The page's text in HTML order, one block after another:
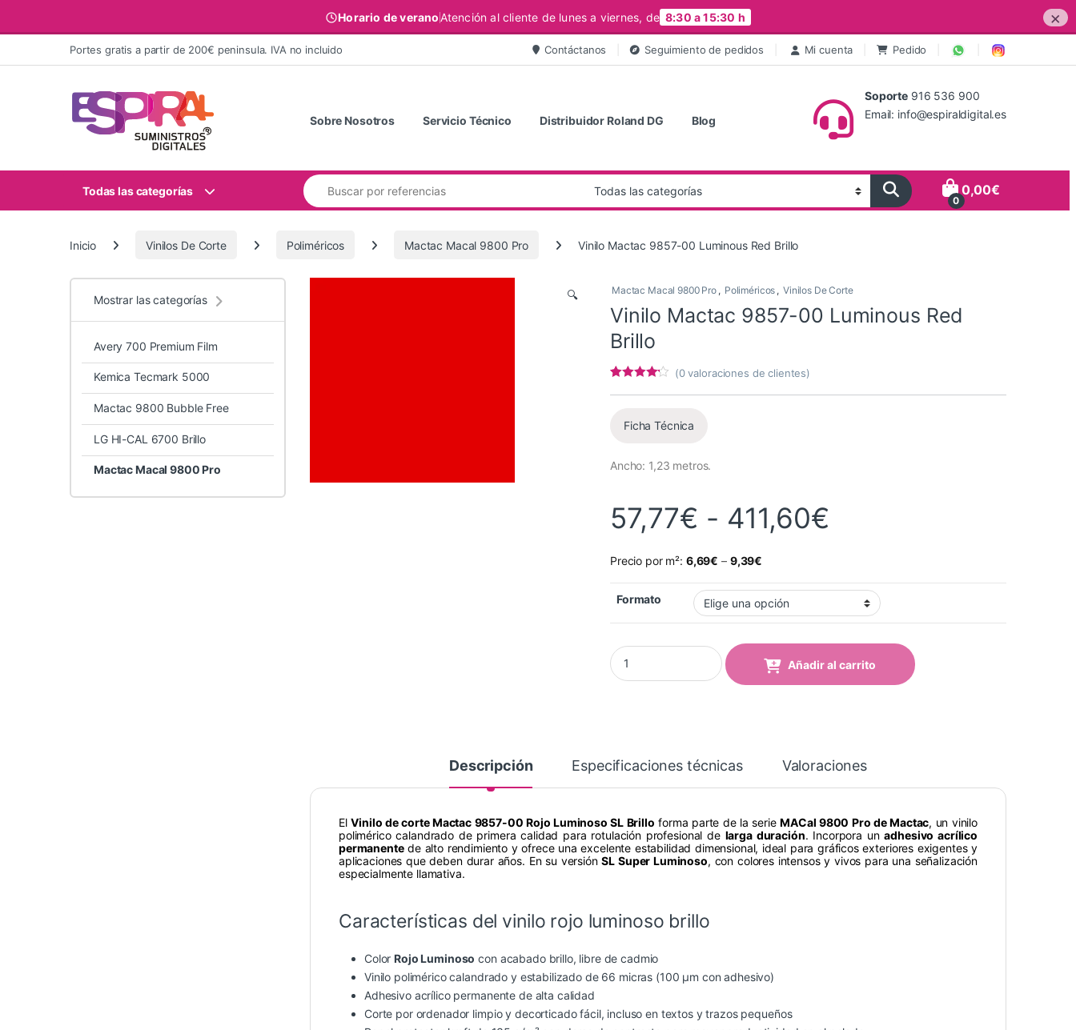
Horario de veranoAtención al cliente de lunes a viernes, de 8:30 a 15:30 h ×
Ir al contenidoPortes gratis a partir de 200€ peninsula. IVA no incluido Contáctanos Seguimiento de pedidos Mi cuenta Pedido
Sobre Nosotros Servicio Técnico Distribuidor Roland DG Blog
Soporte 916 536 900
Email: info@espiraldigital.es
Todas las categorías
Buscar:
0
0,00€
Inicio Vinilos De Corte Poliméricos Mactac Macal 9800 Pro Vinilo Mactac 9857-00 Luminous Red Brillo
🔍 Mactac Macal 9800 Pro , Poliméricos , Vinilos De Corte
Vinilo Mactac 9857-00 Luminous Red
Brillo
con4de 5
valoracion
es de
(0valoraciones de clientes)
Ficha Técnica
Ancho: 1,23 metros.
57,77€ - 411,60€
Precio por m²: 6,69€ – 9,39€
Formato
Vinilo Mactac 9857-00 Luminous Red Brillo quantity
Añadir al carrito
Descripción Especificaciones técnicas Valoraciones
ElVinilo de corte Mactac 9857-00 Rojo Luminoso SL Brillo forma parte de la serieMACal 9800 Pro de Mactac, un vinilo
polimérico calandrado de primera calidad para rotulación profesional de larga duración. Incorpora unadhesivo acrílico
permanentede alto rendimiento y ofrece una excelente estabilidad dimensional, ideal para gráficos exteriores exigentes y
aplicaciones que deben durar años. En su versiónSL Super Luminoso, con colores intensos y vivos para una señalización
especialmente llamativa.
Características del vinilo rojo luminoso brillo
Color Rojo Luminoso con acabado brillo, libre de cadmio
Vinilo polimérico calandrado y estabilizado de 66 micras (100 µm con adhesivo)
Adhesivo acrílico permanente de alta calidad
Corte por ordenador limpio y decorticado fácil, incluso en textos y trazos pequeños
Mostrar las categorías
Avery 700 Premium Film
Kemica Tecmark 5000
Mactac 9800 Bubble Free
LG HI-CAL 6700 Brillo
Mactac Macal 9800 Pro